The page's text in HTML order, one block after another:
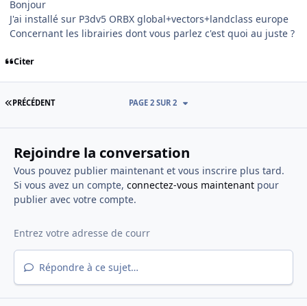
Bonjour
J'ai installé sur P3dv5 ORBX global+vectors+landclass europe
Concernant les librairies dont vous parlez c'est quoi au juste ?
Citer
PREMIÈRE PAGE
PRÉCÉDENT PAGE 2 SUR 2
Rejoindre la conversation
Vous pouvez publier maintenant et vous inscrire plus tard.
Si vous avez un compte, connectez-vous maintenantpour
publier avec votre compte.
Répondre à ce sujet…